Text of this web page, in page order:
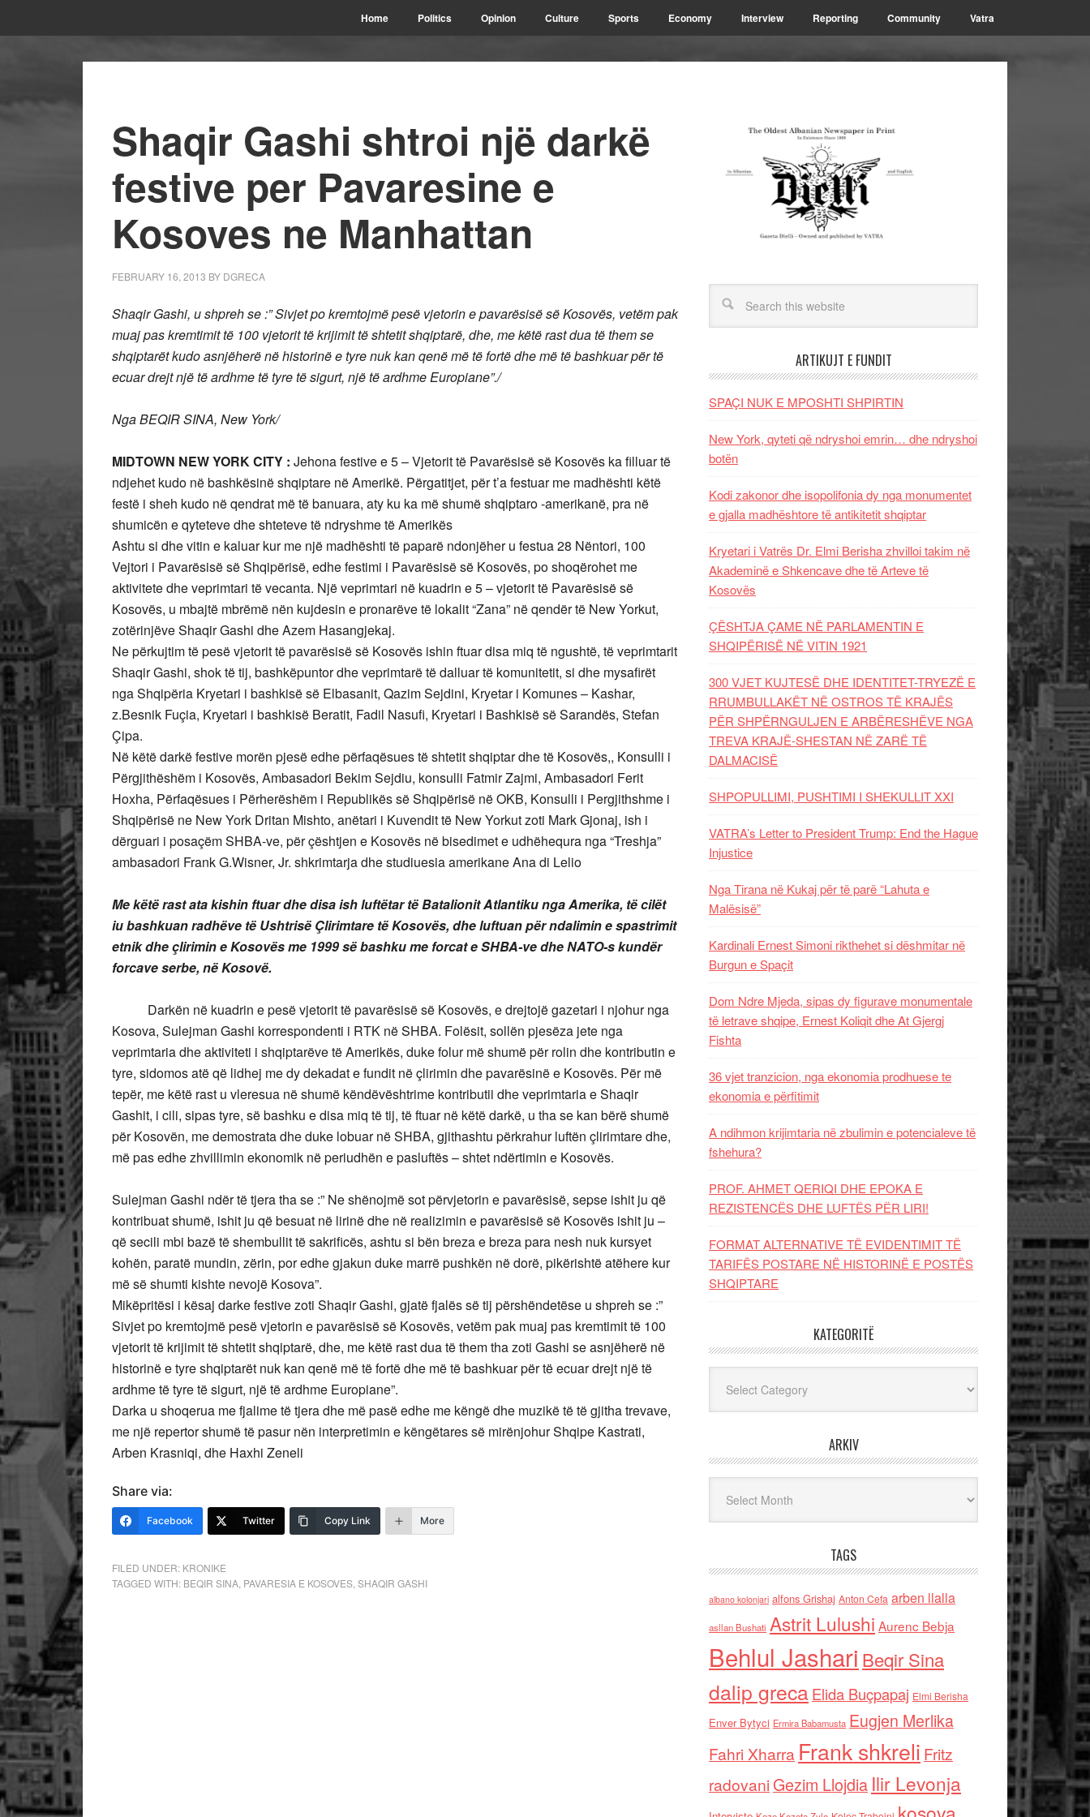
Home Politics Opinion Culture Sports Economy Interview Reporting Community Vatra
Shaqir Gashi shtroi një darkë
festive per Pavaresine e
Kosoves ne Manhattan
FEBRUARY 16, 2013 BY DGRECA
Shaqir Gashi, u shpreh se :” Sivjet po kremtojmë pesë vjetorin e pavarësisë së Kosovës, vetëm pak
muaj pas kremtimit të 100 vjetorit të krijimit të shtetit shqiptarë, dhe, me këtë rast dua të them se
shqiptarët kudo asnjëherë në historinë e tyre nuk kan qenë më të fortë dhe më të bashkuar për të
ecuar drejt një të ardhme të tyre të sigurt, një të ardhme Europiane”./
Nga BEQIR SINA, New York/
MIDTOWN NEW YORK CITY : Jehona festive e 5 – Vjetorit të Pavarësisë së Kosovës ka filluar të
ndjehet kudo në bashkësinë shqiptare në Amerikë. Përgatitjet, për t’a festuar me madhështi këtë
festë i sheh kudo në qendrat më të banuara, aty ku ka më shumë shqiptaro -amerikanë, pra në
shumicën e qyteteve dhe shteteve të ndryshme të Amerikës
Ashtu si dhe vitin e kaluar kur me një madhështi të paparë ndonjëher u festua 28 Nëntori, 100
Vejtori i Pavarësisë së Shqipërisë, edhe festimi i Pavarësisë së Kosovës, po shoqërohet me
aktivitete dhe veprimtari të vecanta. Një veprimtari në kuadrin e 5 – vjetorit të Pavarësisë së
Kosovës, u mbajtë mbrëmë nën kujdesin e pronarëve të lokalit “Zana” në qendër të New Yorkut,
zotërinjëve Shaqir Gashi dhe Azem Hasangjekaj.
Ne përkujtim të pesë vjetorit të pavarësisë së Kosovës ishin ftuar disa miq të ngushtë, të veprimtarit
Shaqir Gashi, shok të tij, bashkëpuntor dhe veprimtarë të dalluar të komunitetit, si dhe mysafirët
nga Shqipëria Kryetari i bashkisë së Elbasanit, Qazim Sejdini, Kryetar i Komunes – Kashar,
z.Besnik Fuçia, Kryetari i bashkisë Beratit, Fadil Nasufi, Kryetari i Bashkisë së Sarandës, Stefan
Çipa.
Në këtë darkë festive morën pjesë edhe përfaqësues të shtetit shqiptar dhe të Kosovës,, Konsulli i
Përgjithëshëm i Kosovës, Ambasadori Bekim Sejdiu, konsulli Fatmir Zajmi, Ambasadori Ferit
Hoxha, Përfaqësues i Përherëshëm i Republikës së Shqipërisë në OKB, Konsulli i Pergjithshme i
Shqipërisë ne New York Dritan Mishto, anëtari i Kuvendit të New Yorkut zoti Mark Gjonaj, ish i
dërguari i posaçëm SHBA-ve, për çështjen e Kosovës në bisedimet e udhëhequra nga “Treshja”
ambasadori Frank G.Wisner, Jr. shkrimtarja dhe studiuesia amerikane Ana di Lelio
Me këtë rast ata kishin ftuar dhe disa ish luftëtar të Batalionit Atlantiku nga Amerika, të cilët
iu bashkuan radhëve të Ushtrisë Çlirimtare të Kosovës, dhe luftuan për ndalimin e spastrimit
etnik dhe çlirimin e Kosovës me 1999 së bashku me forcat e SHBA-ve dhe NATO-s kundër
forcave serbe, në Kosovë.
Darkën në kuadrin e pesë vjetorit të pavarësisë së Kosovës, e drejtojë gazetari i njohur nga
Kosova, Sulejman Gashi korrespondenti i RTK në SHBA. Folësit, sollën pjesëza jete nga
veprimtaria dhe aktiviteti i shqiptarëve të Amerikës, duke folur më shumë për rolin dhe kontributin e
tyre, sidomos atë që lidhej me dy dekadat e fundit në çlirimin dhe pavarësinë e Kosovës. Për më
tepër, me këtë rast u vleresua në shumë këndëvështrime kontributii dhe veprimtaria e Shaqir
Gashit, i cili, sipas tyre, së bashku e disa miq të tij, të ftuar në këtë darkë, u tha se kan bërë shumë
për Kosovën, me demostrata dhe duke lobuar në SHBA, gjithashtu përkrahur luftën çlirimtare dhe,
më pas edhe zhvillimin ekonomik në periudhën e pasluftës – shtet ndërtimin e Kosovës.
Sulejman Gashi ndër të tjera tha se :” Ne shënojmë sot përvjetorin e pavarësisë, sepse ishit ju që
kontribuat shumë, ishit ju që besuat në lirinë dhe në realizimin e pavarësisë së Kosovës ishit ju –
që secili mbi bazë të shembullit të sakrificës, ashtu si bën breza e breza para nesh nuk kursyet
kohën, paratë mundin, zërin, por edhe gjakun duke marrë pushkën në dorë, pikërishtë atëhere kur
më së shumti kishte nevojë Kosova”.
Mikëpritësi i kësaj darke festive zoti Shaqir Gashi, gjatë fjalës së tij përshëndetëse u shpreh se :”
Sivjet po kremtojmë pesë vjetorin e pavarësisë së Kosovës, vetëm pak muaj pas kremtimit të 100
vjetorit të krijimit të shtetit shqiptarë, dhe, me këtë rast dua të them tha zoti Gashi se asnjëherë në
historinë e tyre shqiptarët nuk kan qenë më të fortë dhe më të bashkuar për të ecuar drejt një të
ardhme të tyre të sigurt, një të ardhme Europiane”.
Darka u shoqerua me fjalime të tjera dhe më pasë edhe me këngë dhe muzikë të të gjitha trevave,
me një repertor shumë të pasur nën interpretimin e këngëtares së mirënjohur Shqipe Kastrati,
Arben Krasniqi, dhe Haxhi Zeneli
Share via:
Facebook Twitter Copy Link More
FILED UNDER: KRONIKE
TAGGED WITH: BEQIR SINA PAVARESIA E KOSOVES SHAQIR GASHI
ARTIKUJT E FUNDIT
SPAÇI NUK E MPOSHTI SHPIRTIN
New York, qyteti që ndryshoi emrin… dhe ndryshoi
botën
Kodi zakonor dhe isopolifonia dy nga monumentet
e gjalla madhështore të antikitetit shqiptar
Kryetari i Vatrës Dr. Elmi Berisha zhvilloi takim në
Akademinë e Shkencave dhe të Arteve të
Kosovës
ÇËSHTJA ÇAME NË PARLAMENTIN E
SHQIPËRISË NË VITIN 1921
300 VJET KUJTESË DHE IDENTITET-TRYEZË E
RRUMBULLAKËT NË OSTROS TË KRAJËS
PËR SHPËRNGULJEN E ARBËRESHËVE NGA
TREVA KRAJË-SHESTAN NË ZARË TË
DALMACISË
SHPOPULLIMI, PUSHTIMI I SHEKULLIT XXI
VATRA’s Letter to President Trump: End the Hague
Injustice
Nga Tirana në Kukaj për të parë “Lahuta e
Malësisë”
Kardinali Ernest Simoni rikthehet si dëshmitar në
Burgun e Spaçit
Dom Ndre Mjeda, sipas dy figurave monumentale
të letrave shqipe, Ernest Koliqit dhe At Gjergj
Fishta
36 vjet tranzicion, nga ekonomia prodhuese te
ekonomia e përfitimit
A ndihmon krijimtaria në zbulimin e potencialeve të
fshehura?
PROF. AHMET QERIQI DHE EPOKA E
REZISTENCЁS DHE LUFTЁS PЁR LIRI!
FORMAT ALTERNATIVE TË EVIDENTIMIT TË
TARIFËS POSTARE NË HISTORINË E POSTËS
SHQIPTARE
KATEGORITË
ARKIV
TAGS
albano kolonjari alfons Grishaj Anton Cefa arben llalla
asllan Bushati Astrit Lulushi Aurenc Bebja
Behlul Jashari Beqir Sina
dalip grecaElida Buçpapaj Elmi Berisha
Enver Bytyci Ermira Babamusta Eugjen Merlika
Fahri Xharra Frank shkreli Fritz
radovaniGezim Llojdia Ilir Levonja